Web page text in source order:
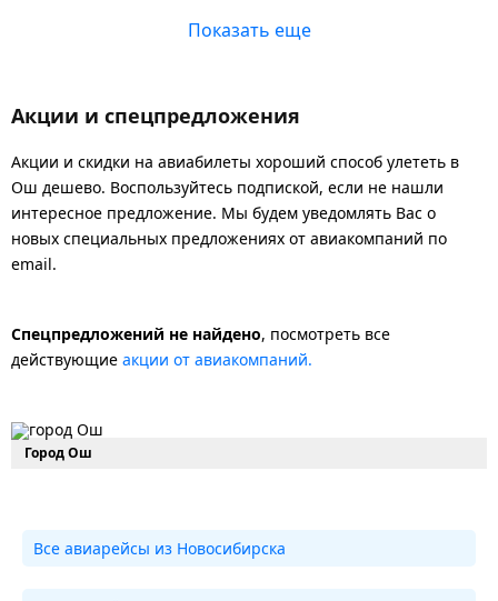
Показать еще
Акции и спецпредложения
Акции и скидки на авиабилеты хороший способ улететь в
Ош дешево. Воспользуйтесь подпиской, если не нашли
интересное предложение. Мы будем уведомлять Вас о
новых специальных предложениях от авиакомпаний по
email.
Спецпредложений не найдено, посмотреть все
действующие акции от авиакомпаний.
Город Ош
Все авиарейсы из Новосибирска